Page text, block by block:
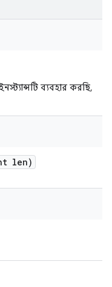
ব্যবহার করছি,
len)